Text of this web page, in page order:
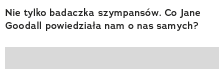
Nie tylko badaczka szympansów. Co Jane
Goodall powiedziała nam o nas samych?